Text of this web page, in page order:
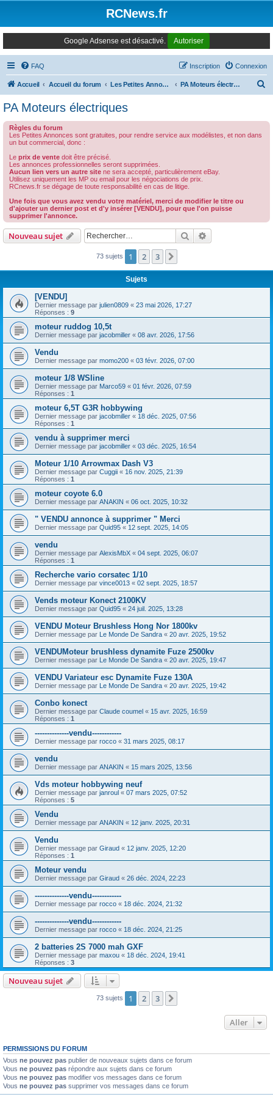
RCNews.fr
Google Adsense est désactivé. Autoriser
FAQ Connexion
Inscription
Accueil Accueil du forum Les Petites Annonces Modernes PA Moteurs électriques
PA Moteurs électriques
Règles du forum
Les Petites Annonces sont gratuites, pour rendre service aux modélistes, et non dans
un but commercial, donc :
Le prix de vente doit être précisé.
Les annonces professionnelles seront supprimées.
Aucun lien vers un autre site ne sera accepté, particulièrement eBay.
Utilisez uniquement les MP ou email pour les négociations de prix.
RCnews.fr se dégage de toute responsabilité en cas de litige.
Une fois que vous avez vendu votre matériel, merci de modifier le titre ou
d'ajouter un dernier post et d'y insérer [VENDU], pour que l'on puisse
supprimer l'annonce.
Nouveau sujet Rechercher
73 sujets 1 2 3
Sujets
[VENDU]
Dernier message par julien0809 « 23 mai 2026, 17:27
Réponses : 9
moteur ruddog 10,5t
Dernier message par jacobmiller « 08 avr. 2026, 17:56
Vendu
Dernier message par momo200 « 03 févr. 2026, 07:00
moteur 1/8 WSline
Dernier message par Marco59 « 01 févr. 2026, 07:59
Réponses : 1
moteur 6,5T G3R hobbywing
Dernier message par jacobmiller « 18 déc. 2025, 07:56
Réponses : 1
vendu à supprimer merci
Dernier message par jacobmiller « 03 déc. 2025, 16:54
Moteur 1/10 Arrowmax Dash V3
Dernier message par Cuggii « 16 nov. 2025, 21:39
Réponses : 1
moteur coyote 6.0
Dernier message par ANAKIN « 06 oct. 2025, 10:32
" VENDU annonce à supprimer " Merci
Dernier message par Quid95 « 12 sept. 2025, 14:05
vendu
Dernier message par AlexisMbX « 04 sept. 2025, 06:07
Réponses : 1
Recherche vario corsatec 1/10
Dernier message par vince0013 « 02 sept. 2025, 18:57
Vends moteur Konect 2100KV
Dernier message par Quid95 « 24 juil. 2025, 13:28
VENDU Moteur Brushless Hong Nor 1800kv
Dernier message par Le Monde De Sandra « 20 avr. 2025, 19:52
VENDUMoteur brushless dynamite Fuze 2500kv
Dernier message par Le Monde De Sandra « 20 avr. 2025, 19:47
VENDU Variateur esc Dynamite Fuze 130A
Dernier message par Le Monde De Sandra « 20 avr. 2025, 19:42
Conbo konect
Dernier message par Claude coumel « 15 avr. 2025, 16:59
Réponses : 1
--------------vendu------------
Dernier message par rocco « 31 mars 2025, 08:17
vendu
Dernier message par ANAKIN « 15 mars 2025, 13:56
Vds moteur hobbywing neuf
Dernier message par janroul « 07 mars 2025, 07:52
Réponses : 5
Vendu
Dernier message par ANAKIN « 12 janv. 2025, 20:31
Vendu
Dernier message par Giraud « 12 janv. 2025, 12:20
Réponses : 1
Moteur vendu
Dernier message par Giraud « 26 déc. 2024, 22:23
--------------vendu------------
Dernier message par rocco « 18 déc. 2024, 21:32
--------------vendu------------
Dernier message par rocco « 18 déc. 2024, 21:25
2 batteries 2S 7000 mah GXF
Dernier message par maxou « 18 déc. 2024, 19:41
Réponses : 3
Nouveau sujet
73 sujets 1 2 3
Aller
PERMISSIONS DU FORUM
Vous ne pouvez pas publier de nouveaux sujets dans ce forum
Vous ne pouvez pas répondre aux sujets dans ce forum
Vous ne pouvez pas modifier vos messages dans ce forum
Vous ne pouvez pas supprimer vos messages dans ce forum
Panneau de gestion des cookies